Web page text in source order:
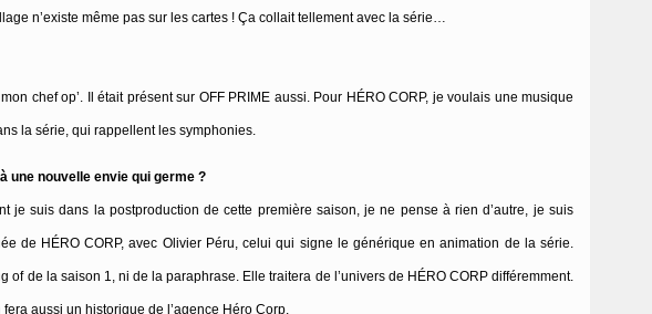
n’existe même pas sur les cartes ! Ça collait tellement avec la série…
chef op’. Il était présent sur OFF PRIME aussi. Pour HÉRO CORP, je voulais une musique
la série, qui rappellent les symphonies.
une nouvelle envie qui germe ?
je suis dans la postproduction de cette première saison, je ne pense à rien d’autre, je suis
de HÉRO CORP, avec Olivier Péru, celui qui signe le générique en animation de la série.
de la saison 1, ni de la paraphrase. Elle traitera de l’univers de HÉRO CORP différemment.
aussi un historique de l’agence Héro Corp.